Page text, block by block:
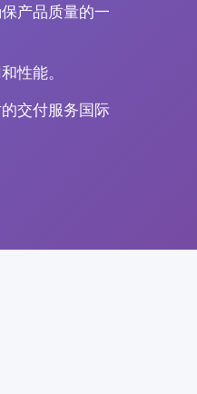
产品质量的一
性能。
交付服务国际